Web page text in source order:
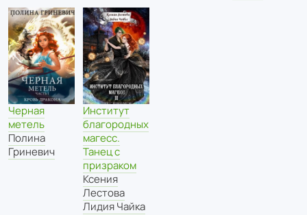
Черная
метель
Полина
Гриневич
Институт
благородных
магесс.
Танец с
призраком
Ксения
Лестова
Лидия Чайка